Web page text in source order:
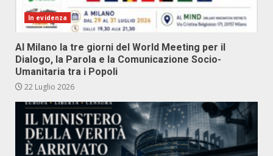
In evidenza
Al Milano la tre giorni del World Meeting per il
Dialogo, la Parola e la Comunicazione Socio-
Umanitaria tra i Popoli
22 Luglio 2026